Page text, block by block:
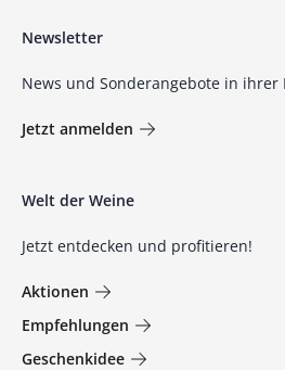
Newsletter
News und Sonderangebote in ihrer
Jetzt anmelden
Welt der Weine
Jetzt entdecken und profitieren!
Aktionen
Empfehlungen
Geschenkidee